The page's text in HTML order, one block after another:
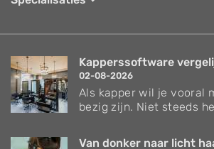
Kapperssoftware
02-08-2026
Als kapper wil je vooral
bezig zijn. Niet steeds
Van donker naar licht